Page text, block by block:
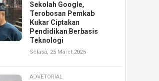
Sekolah Google,
Terobosan Pemkab
Kukar Ciptakan
Pendidikan Berbasis
Teknologi
Selasa, 25 Maret 2025
ADVETORIAL